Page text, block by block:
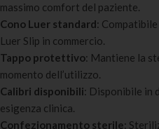
massimo comfort del paziente.
Cono Luer standard:
Luer Slip in commercio.
Tappo protettivo: Mantiene la
momento dell’utilizzo.
Calibri disponibili: Disponibile in
esigenza clinica.
Confezionamento sterile: